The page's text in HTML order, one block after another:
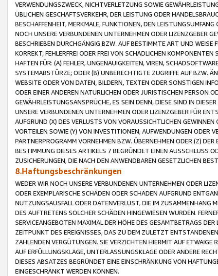
VERWENDUNGSZWECK, NICHTVERLETZUNG SOWIE
ÜBLICHEN GESCHÄFTSVERKEHR, DER LEISTUNG ODER
BESCHAFFENHEIT, MERKMALE, FUNKTIONEN, DEN
NOCH UNSERE VERBUNDENEN UNTERNEHMEN ODER LIZENZGEBER
BESCHRIEBEN DURCHGÄNGIG BZW. AUF BESTIMMTE ART UND
KORREKT, FEHLERFREI ODER FREI VON SCHÄDLICHEN
HAFTEN FÜR: (A) FEHLER, UNGENAUIGKEITEN, VIREN,
SYSTEMABSTÜRZE; ODER (B) UNBERECHTIGTE ZUGRIFFE AUF BZW.
WEBSITE ODER VON DATEN, BILDERN, TEXTEN ODER SONSTIGEN
ODER EINER ANDEREN NATÜRLICHEN ODER JURISTISCHEN PERSON
GEWÄHRLEISTUNGSANSPRÜCHE, ES SEIN DENN, DIESE SIND IN
UNSERE VERBUNDENEN UNTERNEHMEN ODER LIZENZGEBER FÜR
AUFGRUND (X) DES VERLUSTS VON VORAUSSICHTLICHEN
VORTEILEN SOWIE (Y) VON INVESTITIONEN, AUFWENDUNGEN ODER
PARTNERPROGRAMM VORNEHMEN BZW. ÜBERNEHMEN ODER (Z)
BESTIMMUNG DIESES ARTIKELS 7 BEGRÜNDET EINEN AUSSCHLUSS
ZUSICHERUNGEN, DIE NACH DEN ANWENDBAREN GESETZLICHEN
8.Haftungsbeschränkungen
WEDER WIR NOCH UNSERE VERBUNDENEN UNTERNEHMEN ODER
ODER EXEMPLARISCHE SCHÄDEN ODER SCHÄDEN AUFGRUND
NUTZUNGSAUSFALL ODER DATENVERLUST, DIE IM ZUSAMMENHANG
DES AUFTRETENS SOLCHER SCHÄDEN HINGEWIESEN WURDEN.
SERVICEANGEBOTEN MAXIMAL DER HÖHE DES GESAMTBETRAGS
ZEITPUNKT DES EREIGNISSES, DAS ZU DEM ZULETZT
ZAHLENDEN VERGÜTUNGEN. SIE VERZICHTEN HIERMIT AUF
AUF ERFÜLLUNGSKLAGE, UNTERLASSUNGSKLAGE ODER ANDERE
DIESES ABSATZES BEGRÜNDET EINE EINSCHRÄNKUNG VON
EINGESCHRÄNKT WERDEN KÖNNEN.